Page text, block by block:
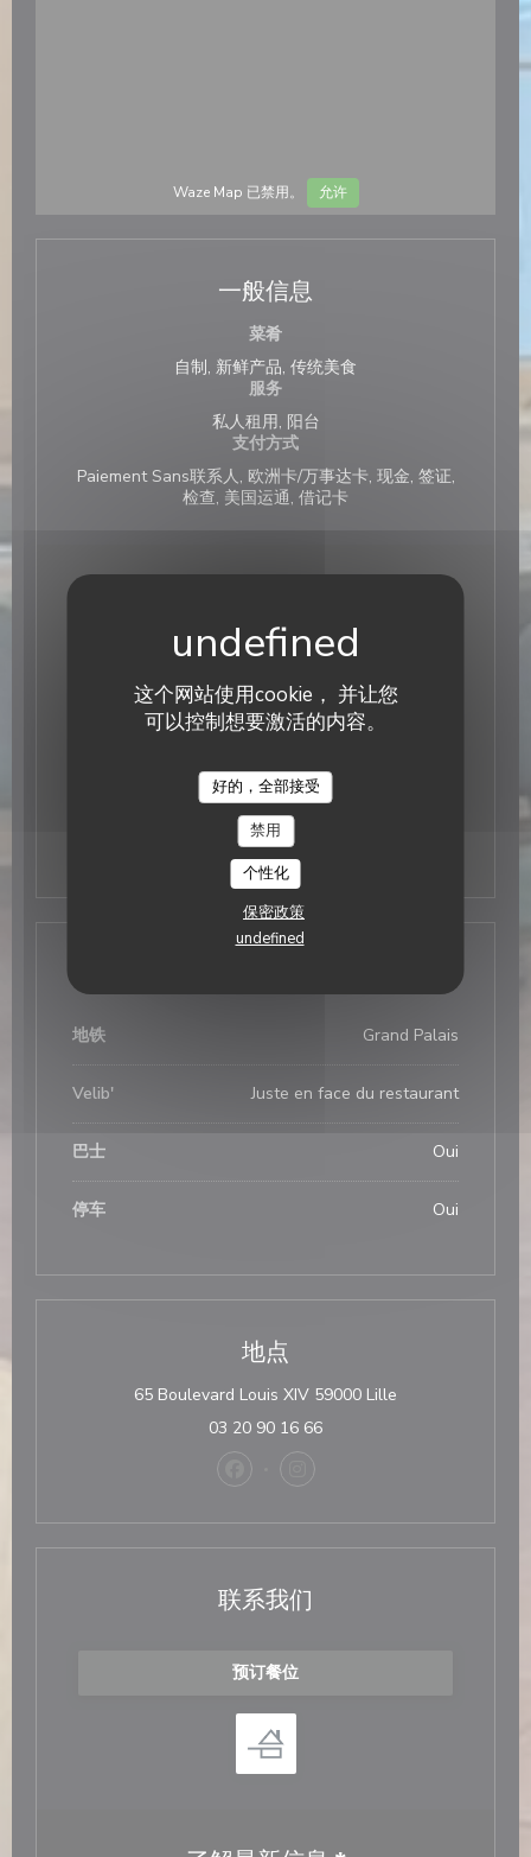
这个网站使用cookie， 并让您
可以控制想要激活的内容。
好的，全部接受
禁用
个性化
保密政策
undefined
Waze Map 已禁用。 允许
一般信息
菜肴
自制, 新鲜产品, 传统美食
服务
私人租用, 阳台
支付方式
Paiement Sans联系人, 欧洲卡/万事达卡, 现金, 签证,
检查, 美国运通, 借记卡
11:45 - 14:00 • 18:45 - 20:45
地铁 Grand Palais
Velib' Juste en face du restaurant
巴士 Oui
停车 Oui
地点
65 Boulevard Louis XIV 59000 Lille
03 20 90 16 66
Facebook ((在新窗口中打开))
Instagram ((在新窗口中打
联系我们
预订餐位
Laurette - Bistrot de quartier